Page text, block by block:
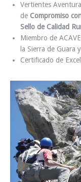
Vertientes
de Compromiso
Sello de Calidad
Miembro de
la Sierra de Guara
Certificado de